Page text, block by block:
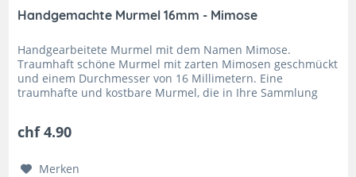
Handgemachte Murmel 16mm - Mimose
Handgearbeitete Murmel mit dem Namen Mimose.
Traumhaft schöne Murmel mit zarten Mimosen geschmückt
und einem Durchmesser von 16 Millimetern. Eine
traumhafte und kostbare Murmel, die in Ihre Sammlung
chf 4.90
Merken